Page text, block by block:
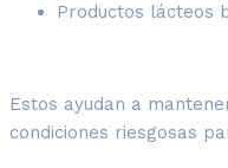
Productos lácteos
Estos ayudan a
condiciones riesgosas